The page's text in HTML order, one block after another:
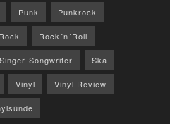
Punk Punkrock
Rock Rock´n´Roll
Singer-Songwriter Ska
Vinyl Vinyl Review